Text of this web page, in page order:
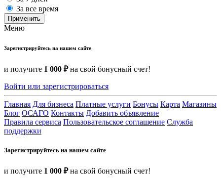
За все время
Применить
Меню
Зарегистрируйтесь на нашем сайте
и получите 1 000 ₽на свой бонусный счет!
Войти или зарегистрироваться
Главная Для бизнеса Платные услуги Бонусы Карта Магазины
Блог ОСАГО Контакты Добавить объявление
Правила сервиса Пользовательское соглашение Служба
поддержки
Зарегистрируйтесь на нашем сайте
и получите 1 000 ₽на свой бонусный счет!